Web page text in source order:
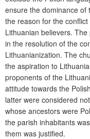
ensure the dominance of
the reason for the
Lithuanian believers.
in the resolution of the
Lithuanianization. The
the aspiration to
proponents of the
attitude towards the
latter were considered
whose ancestors were
the parish inhabitants
them was justified.